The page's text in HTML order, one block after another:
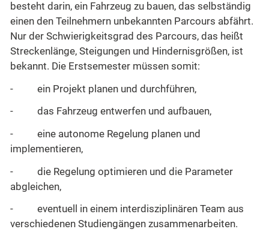
besteht darin, ein Fahrzeug zu bauen, das selbständig
einen den Teilnehmern unbekannten Parcours abfährt.
Nur der Schwierigkeitsgrad des Parcours, das heißt
Streckenlänge, Steigungen und Hindernisgrößen, ist
bekannt. Die Erstsemester müssen somit:
-
ein Projekt planen und durchführen,
-
das Fahrzeug entwerfen und aufbauen,
-
eine autonome Regelung planen und
implementieren,
-
die Regelung optimieren und die Parameter
abgleichen,
-
eventuell in einem interdisziplinären Team aus
verschiedenen Studiengängen zusammenarbeiten.